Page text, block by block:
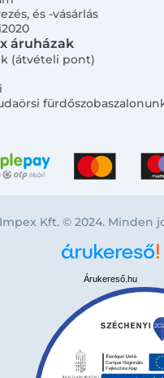
e-mail-címmel
és -vásárlás
áruházak
(átvételi pont)
Kft. © 2024. Minden
Árukereső.hu